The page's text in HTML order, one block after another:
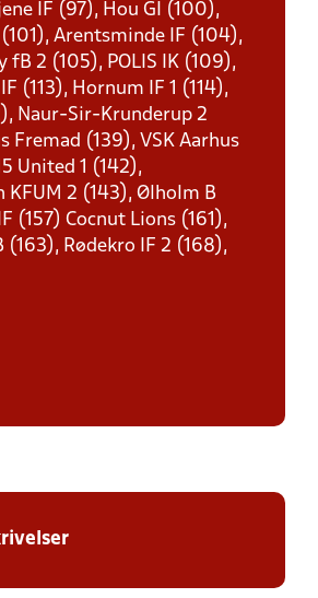
IF (97), Hou GI (100),
Arentsminde IF (104),
fB 2 (105), POLIS IK (109),
(113), Hornum IF 1 (114),
Naur-Sir-Krunderup 2
Fremad (139), VSK Aarhus
United 1 (142),
KFUM 2 (143), Ølholm B
(157) Cocnut Lions (161),
(163), Rødekro IF 2 (168),